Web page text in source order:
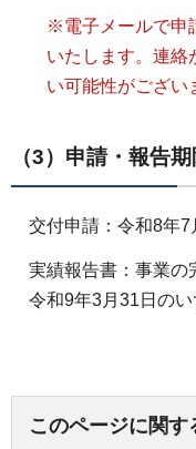
※電子メールで申
いたします。連絡
い可能性がござい
（3）申請・報告期
交付申請：令和8年7
実績報告書：事業の
令和9年3月31日のい
このページに関